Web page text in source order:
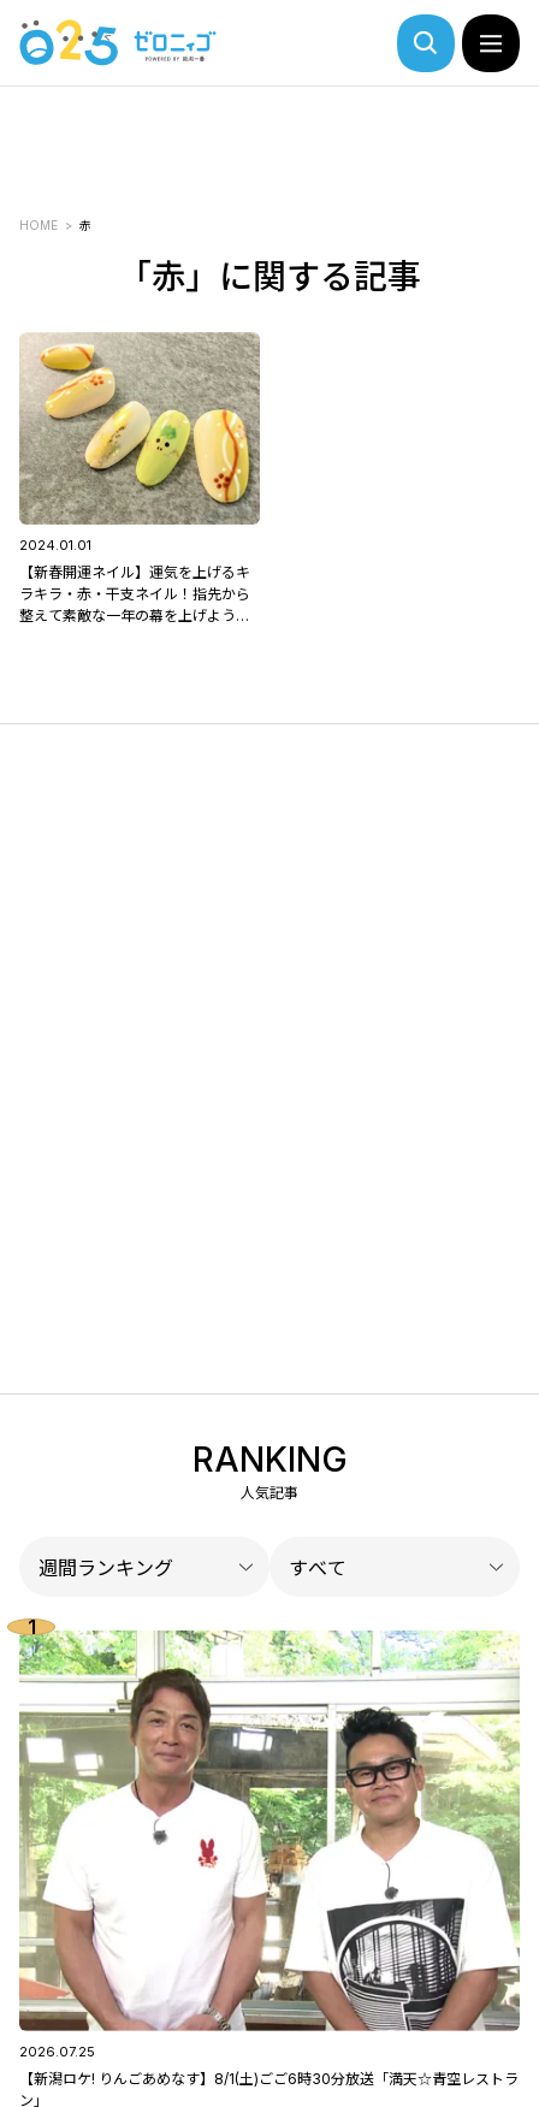
HOME 赤
「赤」に関する記事
2024.01.01
【新春開運ネイル】運気を上げるキ
ラキラ・赤・干支ネイル！指先から
整えて素敵な一年の幕を上げよう♪
RANKING
人気記事
2026.07.25
【新潟ロケ! りんごあめなす】8/1(土)ごご6時30分放送「満天☆青空レストラ
ン」